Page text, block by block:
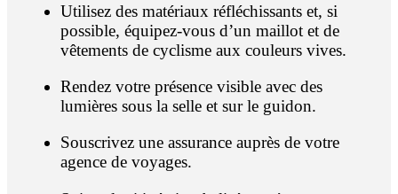
Utilisez des matériaux réfléchissants et, si
possible, équipez-vous d’un maillot et de
vêtements de cyclisme aux couleurs vives.
Rendez votre présence visible avec des
lumières sous la selle et sur le guidon.
Souscrivez une assurance auprès de votre
agence de voyages.